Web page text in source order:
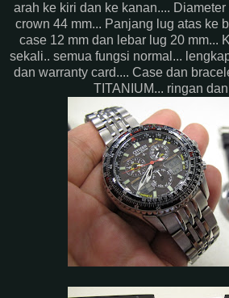
arah ke kiri dan ke kanan....
crown 44 mm... Panjang lug atas ke
case 12 mm dan lebar lug 20 mm...
sekali.. semua fungsi normal...
dan warranty card.... Case dan
TITANIUM... ringan